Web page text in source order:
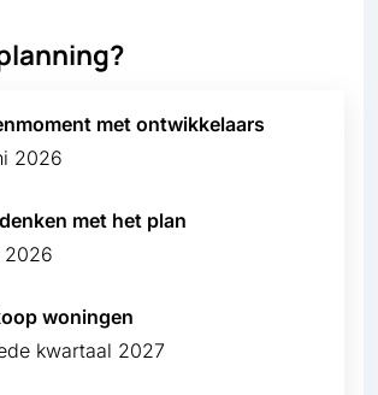
met ontwikkelaars
2026
met het plan
2026
woningen
kwartaal 2027